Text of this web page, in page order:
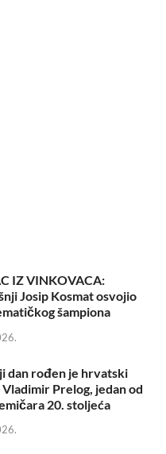
IZ VINKOVACA:
Josip Kosmat osvojio
šampiona
dan rođen je hrvatski
Prelog, jedan od
20. stoljeća